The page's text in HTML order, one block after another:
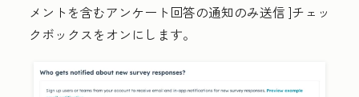
メントを含むアンケート回答の通知のみ送信 ]チェッ
クボックスをオンにします。